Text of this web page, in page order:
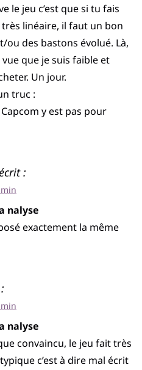
le jeu c’est que si tu fais
linéaire, il faut un bon
ou des bastons évolué. Là,
que je suis faible et
Un jour.
truc :
y est pas pour
:
nalyse
exactement la même
nalyse
convaincu, le jeu fait très
c’est à dire mal écrit